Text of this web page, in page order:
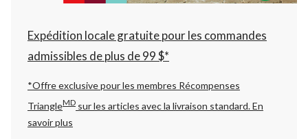
Expédition locale gratuite pour les commandes
admissibles de plus de 99 $*
*Offre exclusive pour les membres Récompenses
TriangleMD sur les articles avec la livraison standard.En
savoir plus